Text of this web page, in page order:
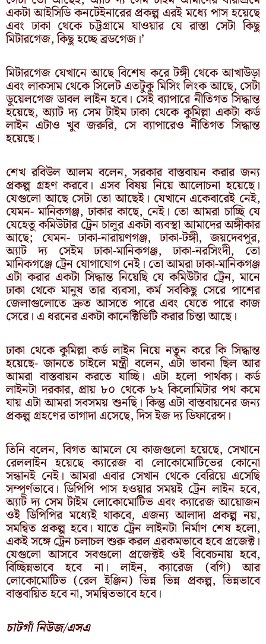
একটা আইসিডি কনটেইনারের প্রকল্প এরই মধ্যে পাস হয়েছে
এবং ঢাকা থেকে চট্টগ্রামে যাওয়ার যে রাস্তা সেটা কিছু
মিটারগেজ, কিছু হচ্ছে ব্রডগেজ।’
মিটারগেজ যেখানে আছে বিশেষ করে টঙ্গী থেকে আখাউড়া
এবং লাকসাম থেকে সিলেট এতটুকু মিসিং লিংক আছে, সেটা
ডুয়েলগেজ ডাবল লাইন হবে। সেই ব্যাপারে নীতিগত সিদ্ধান্ত
হয়েছে, অ্যাট দ্য সেম টাইম ঢাকা থেকে কুমিল্লা একটা কর্ড
লাইন এটাও খুব জরুরি, সে ব্যাপারেও নীতিগত সিদ্ধান্ত
হয়েছে।
শেখ রবিউল আলম বলেন, সরকার বাস্তবায়ন করার জন্য
প্রকল্প গ্রহণ করবে। এসব বিষয় নিয়ে আলোচনা হয়েছে।
যেগুলো আছে সেটা তো আছেই। যেখানে একেবারেই নেই,
যেমন- মানিকগঞ্জ, ঢাকার কাছে, নেই। তো আমরা চাচ্ছি যে
যেহেতু কমিউটার ট্রেন চালুর একটা ব্যবস্থা আমাদের অঙ্গীকার
আছে; যেমন- ঢাকা-নারায়ণগঞ্জ, ঢাকা-টঙ্গী, জয়দেবপুর,
অ্যাট দ্য সেইম ঢাকা-মানিকগঞ্জ, ঢাকা-নরসিংদী, তো
মানিকগঞ্জে ট্রেন যোগাযোগ নেই। তো আমরা ঢাকা-মানিকগঞ্জ
এটা করার একটা সিদ্ধান্ত নিয়েছি যে কমিউটার ট্রেন, মানে
ঢাকা থেকে মানুষ তার ব্যবসা, কর্ম সবকিছু সেরে পাশের
জেলাগুলোতে দ্রুত আসতে পারে এবং যেতে পারে কাজ
সেরে। এ ধরনের একটা কানেক্টিভিটি করার চিন্তা আছে।
ঢাকা থেকে কুমিল্লা কর্ড লাইন নিয়ে নতুন করে কি সিদ্ধান্ত
হয়েছে- জানতে চাইলে মন্ত্রী বলেন, এটা ভাবনা ছিল আর
আমরা বাস্তবায়ন করতে যাচ্ছি। এটা হলো পার্থক্য। কর্ড
লাইনটা দরকার, প্রায় ৮০ থেকে ৮২ কিলোমিটার পথ কমে
যায় এটা আমরা সবসময় শুনছি। কিন্তু এটা বাস্তবায়নের জন্য
প্রকল্প গ্রহণের তাগাদা এসেছে, দিস ইজ দ্য ডিফারেন্স।
তিনি বলেন, বিগত আমলে যে কাজগুলো হয়েছে, সেখানে
রেললাইন হয়েছে ক্যারেজ বা লোকোমোটিভের কোনো
সন্ধানই নেই। আমরা এবার সেখান থেকে বেরিয়ে এসেছি
সম্পূর্ণভাবে। ডিপিপি পাস হওয়ার সময়ই ট্রেন লাইন হবে,
অ্যাট দ্য সেম টাইম লোকোমোটিভ এবং ক্যারেজ আয়োজন
ওই ডিপিপির মধ্যেই থাকবে, এজন্য আলাদা প্রকল্প নয়,
সমন্বিত প্রকল্প হবে। যাতে ট্রেন লাইনটা নির্মাণ শেষ হলো,
একই সঙ্গে ট্রেন চলাচল শুরু করল এরকমভাবে হবে প্রজেক্ট।
যেগুলো আসবে সবগুলো প্রজেক্টই ওই বিবেচনায় হবে,
বিচ্ছিন্নভাবে হবে না। লাইন, ক্যারেজ (বগি) আর
লোকোমোটিভ (রেল ইঞ্জিন) ভিন্ন ভিন্ন প্রকল্প, ভিন্নভাবে
বাস্তবায়িত হবে না, সমন্বিতভাবে হবে।
চাটগাঁ নিউজ/এসএ